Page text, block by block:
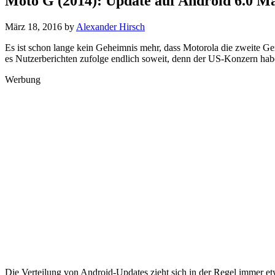
März 18, 2016 by Alexander Hirsch
Es ist schon lange kein Geheimnis mehr, dass Motorola die zweite
es Nutzerberichten zufolge endlich soweit, denn der US-Konzern
Werbung
Die Verteilung von Android-Updates zieht sich in der Regel immer